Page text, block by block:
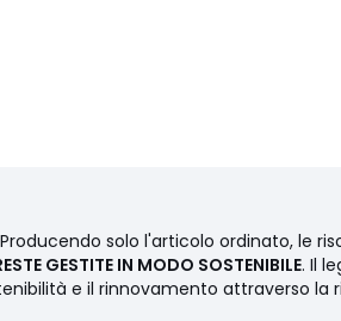
HR 35kg/m3, rivestita con ovatta
a domicilio. Attenzione! Verificare che
solo l'articolo ordinato, le
GESTITE IN MODO SOSTENIBILE. Il
e il rinnovamento attraverso